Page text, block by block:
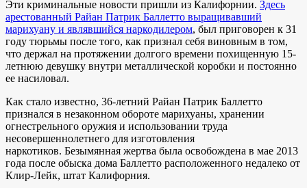
Эти криминальные новости пришли из Калифорнии. Здесь
арестованный Райан Патрик Баллетто выращивавший
марихуану и являвшийся наркодилером, был приговорен к 31
году тюрьмы после того, как признал себя виновным в том,
что держал на протяжении долгого времени похищенную 15-
летнюю девушку внутри металлической коробки и постоянно
ее насиловал.
Как стало известно, 36-летний Райан Патрик Баллетто
признался в незаконном обороте марихуаны, хранении
огнестрельного оружия и использовании труда
несовершеннолетнего для изготовления
наркотиков. Безымянная жертва была освобождена в мае 2013
года после обыска дома Баллетто расположенного недалеко от
Клир-Лейк, штат Калифорния.